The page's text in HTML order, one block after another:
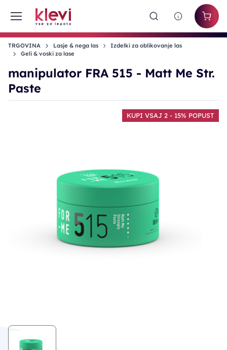
TRGOVINA Lasje & nega las
Izdelki za oblikovanje las
Geli & voski za lase
manipulator FRA 515 - Matt Me Str.
Paste
KUPI VSAJ 2 - 15% POPUST